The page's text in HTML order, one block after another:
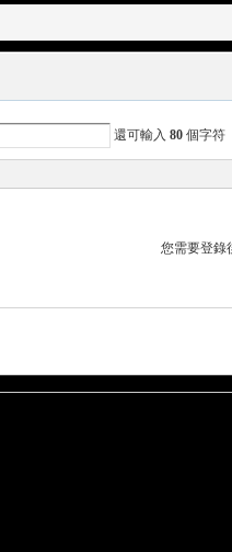
還可輸入 80個字符
您需要登